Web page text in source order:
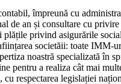
împreună cu
de an și consultare cu
plățile privind asigurările
societăii: toate IMM-
noastră specializată în
pentru a realiza cât mai
respectarea legislației